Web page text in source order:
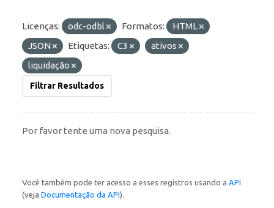
Licenças: odc-odbl Formatos:
HTML
JSON
Etiquetas: C3
ativos
liquidação
Filtrar Resultados
Por favor tente uma nova pesquisa.
Você também pode ter acesso a esses registros usando a API
(veja Documentação da API).